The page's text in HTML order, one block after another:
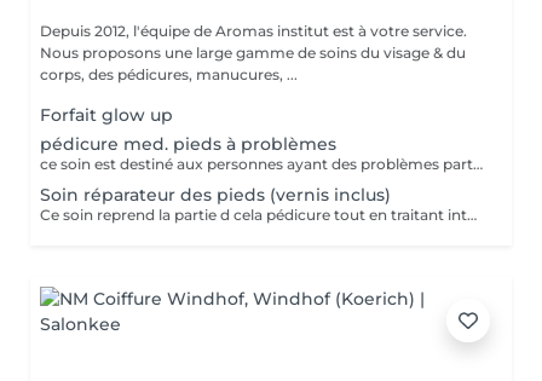
Depuis 2012, l'équipe de Aromas institut est à votre service.
Nous proposons une large gamme de soins du visage & du
corps, des pédicures, manucures, ...
Forfait glow up
pédicure med. pieds à problèmes
ce soin est destiné aux personnes ayant des problèmes particuliers aux pieds. vernis non inclus
Soin réparateur des pieds (vernis inclus)
Ce soin reprend la partie d cela pédicure tout en traitant intensément les pieds déshydratés grace un masque spécifique (pose vernis inclus). Pensez a ramener des chaussures ouvertes pour la pose de vernis. Nous vous prions de bien vouloir respecter votre rendez-vous. En prenant rendez-vous, vous occupez une place, dont une autre personne aurait éventuellement besoin. Tout rendez-vous non annulé 24h en avance, est susceptible d'être facturé. (Si vous ne pouvez pas vous présenter à votre RDV, proposez-le éventuellement à un proche ou à un ami) Toute l'équipe de Aromas Institut vous remercie pour votre respect et votre compréhension.